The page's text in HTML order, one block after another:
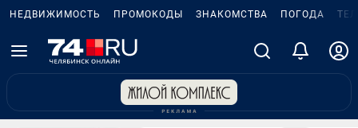
НЕДВИЖИМОСТЬ ПРОМОКОДЫ ЗНАКОМСТВА ПОГОДА